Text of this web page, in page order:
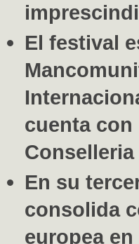
El festival
cuenta
En su
consolida
europea